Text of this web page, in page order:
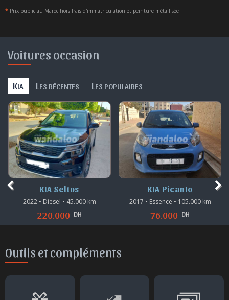
* Prix public au Maroc hors frais d'immatriculation et peinture métallisée
Voitures occasion
KIA L ES RÉCENTES L ES POPULAIRES
KIA Seltos
2022 • Diesel • 45.000 km
220.000 DH
KIA Picanto
2017 • Essence • 105.000 km
76.000 DH
Outils et compléments